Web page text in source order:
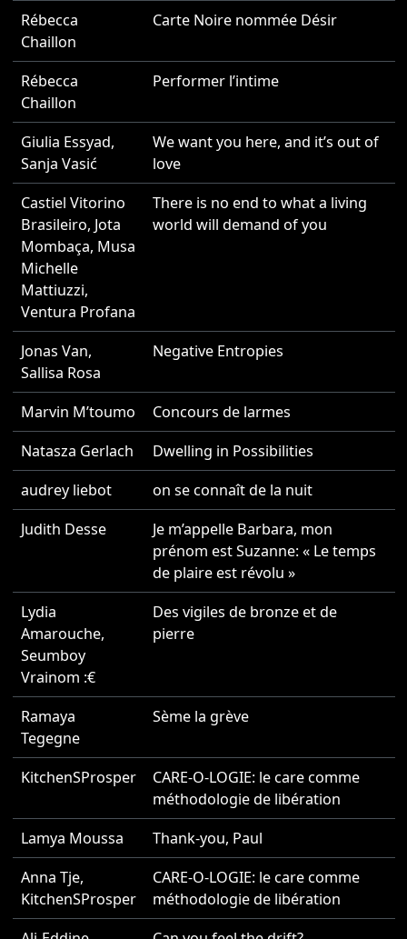
Rébecca
Chaillon
Carte Noire nommée Désir
Rébecca
Chaillon
Performer l’intime
Giulia Essyad,
Sanja Vasić
We want you here, and it’s out of
love
Castiel Vitorino
Brasileiro, Jota
Mombaça, Musa
Michelle
Mattiuzzi,
Ventura Profana
There is no end to what a living
world will demand of you
Jonas Van,
Sallisa Rosa
Negative Entropies
Marvin M’toumo Concours de larmes
Natasza Gerlach
Dwelling in Possibilities
audrey liebot
on se connaît de la nuit
Judith Desse
Je m’appelle Barbara, mon
prénom est Suzanne: « Le temps
de plaire est révolu »
Lydia
Amarouche,
Seumboy
Vrainom :€
Des vigiles de bronze et de
pierre
Ramaya
Tegegne
Sème la grève
KitchenSProsper
CARE-O-LOGIE: le care comme
méthodologie de libération
Lamya Moussa Thank-you, Paul
Anna Tje,
KitchenSProsper
CARE-O-LOGIE: le care comme
méthodologie de libération